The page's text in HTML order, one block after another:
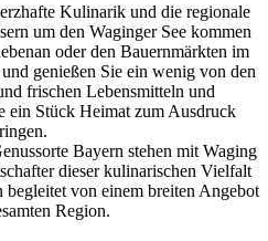
Kulinarik und die regionale
um den Waginger See kommen
oder den Bauernmärkten im
genießen Sie ein wenig von den
frischen Lebensmitteln und
ein Stück Heimat zum Ausdruck
Bayern stehen mit Waging
dieser kulinarischen Vielfalt
begleitet von einem breiten Angebot
Region.